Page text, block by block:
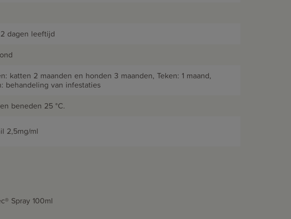
dagen leeftijd
katten 2 maanden en honden 3 maanden, Teken: 1 maand,
behandeling van infestaties
beneden 25 °C.
2,5mg/ml
Spray 100ml